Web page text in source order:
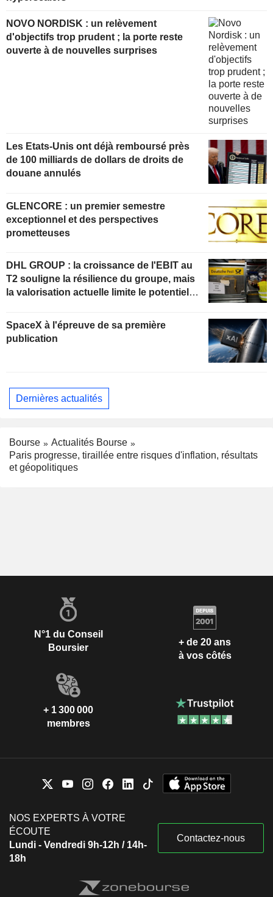
NOVO NORDISK : un relèvement
d'objectifs trop prudent ; la porte reste
ouverte à de nouvelles surprises
Les Etats-Unis ont déjà remboursé près
de 100 milliards de dollars de droits de
douane annulés
GLENCORE : un premier semestre
exceptionnel et des perspectives
prometteuses
DHL GROUP : la croissance de l'EBIT au
T2 souligne la résilience du groupe, mais
la valorisation actuelle limite le potentiel
SpaceX à l'épreuve de sa première
publication
Dernières actualités
Bourse
Actualités Bourse
Paris progresse, tiraillée entre risques d'inflation, résultats
et géopolitiques
N°1 du Conseil
Boursier
+ de 20 ans
à vos côtés
+ 1 300 000
membres
NOS EXPERTS À VOTRE
ÉCOUTE
Lundi - Vendredi 9h-12h / 14h-
18h
Contactez-nous